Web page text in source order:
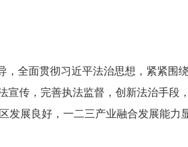
，全面贯彻习近平法治思想，紧紧围
宣传，完善执法监督，创新法治手段
发展良好，一二三产业融合发展能力